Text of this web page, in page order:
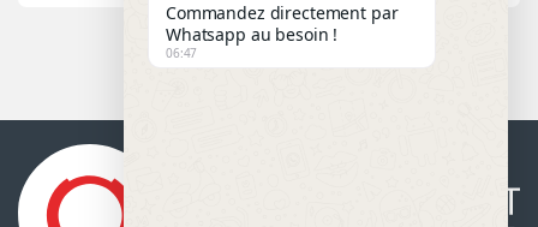
Commandez directement par
Whatsapp au besoin !
06:47